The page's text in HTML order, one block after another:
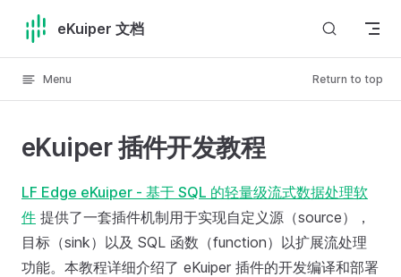
Skip to content
eKuiper 文档
Menu Return to top
eKuiper 插件开发教程
LF Edge eKuiper - 基于 SQL 的轻量级流式数据处理软
件 提供了一套插件机制用于实现自定义源（source），
目标（sink）以及 SQL 函数（function）以扩展流处理
功能。本教程详细介绍了 eKuiper 插件的开发编译和部署